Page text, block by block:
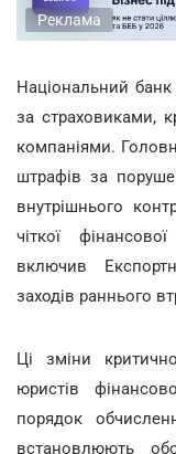
Реклама
Національний
за страховиками,
компаніями.
штрафів за
внутрішнього
чіткої
включив
заходів раннього
Ці зміни
юристів
порядок
встановлюють